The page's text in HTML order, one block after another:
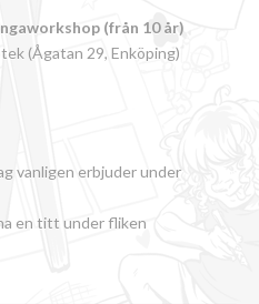
(från 10 år)
(Ågatan 29, Enköping)
vanligen erbjuder under
en titt under fliken